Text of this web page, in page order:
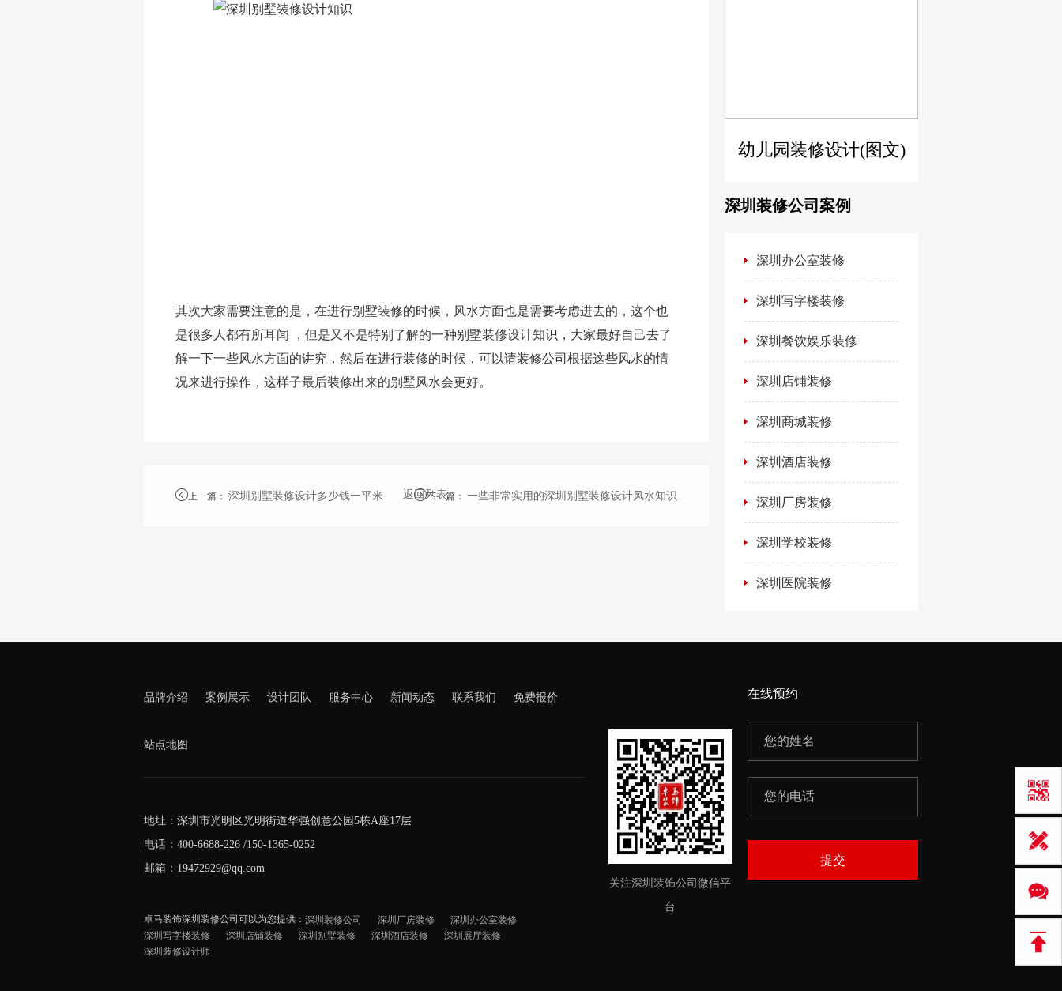
其次大家需要注意的是，在进行别墅装修的时候，风水方面也是需要考虑进去的，这个也
是很多人都有所耳闻 ，但是又不是特别了解的一种别墅装修设计知识，大家最好自己去了
解一下一些风水方面的讲究，然后在进行装修的时候，可以请装修公司根据这些风水的情
况来进行操作，这样子最后装修出来的别墅风水会更好。
上一篇 ： 深圳别墅装修设计多少钱一平米 下一篇 ：一些非常实用的深圳别墅装修设计风水知识
返回列表
幼儿园装修设计(图文)
深圳装修公司案例
深圳办公室装修
深圳写字楼装修
深圳餐饮娱乐装修
深圳店铺装修
深圳商城装修
深圳酒店装修
深圳厂房装修
深圳学校装修
深圳医院装修
品牌介绍 案例展示 设计团队 服务中心 新闻动态 联系我们 免费报价
站点地图
地址：深圳市光明区光明街道华强创意公园5栋A座17层
电话：400-6688-226 /150-1365-0252
邮箱：19472929@qq.com
卓马装饰深圳装修公司可以为您提供： 深圳装修公司 深圳厂房装修
深圳办公室装修
深圳写字楼装修
深圳店铺装修 深圳别墅装修 深圳酒店装修
深圳展厅装修
深圳装修设计师
关注深圳装饰公司微信平
台
在线预约
提交